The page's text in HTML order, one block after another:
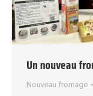
Un nouveau
Nouveau fromage